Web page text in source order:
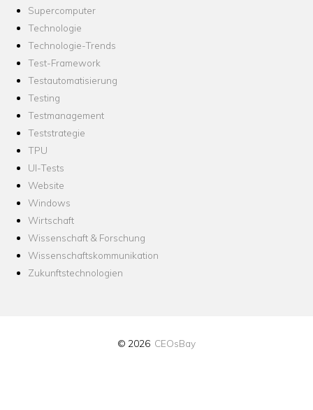
Supercomputer
Technologie
Technologie-Trends
Test-Framework
Testautomatisierung
Testing
Testmanagement
Teststrategie
TPU
UI-Tests
Website
Windows
Wirtschaft
Wissenschaft & Forschung
Wissenschaftskommunikation
Zukunftstechnologien
© 2026 CEOsBay